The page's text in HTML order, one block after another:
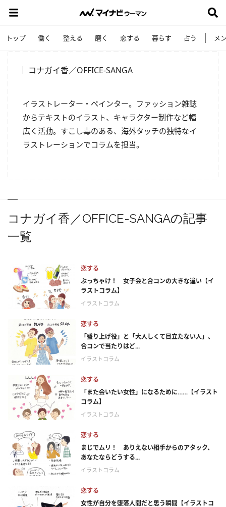
トップ 働く 整える 磨く 恋する 暮らす 占う メ
コナガイ香／OFFICE-SANGA
イラストレーター・ペインター。ファッション雑誌
からテキストのイラスト、キャラクター制作など幅
広く活動。すこし毒のある、海外タッチの独特なイ
ラストレーションでコラムを担当。
コナガイ香／OFFICE-SANGAの記事
一覧
恋する
ぶっちゃけ！ 女子会と合コンの大きな違い【イ
ラストコラム】
イラストコラム
恋する
「盛り上げ役」と「大人しくて目立たない人」、
合コンで当たりはど...
イラストコラム
恋する
「また会いたい女性」になるために……【イラスト
コラム】
イラストコラム
恋する
まじでムリ！ ありえない相手からのアタック、
あなたならどうする...
イラストコラム
恋する
女性が自分を堕落人間だと思う瞬間【イラストコ